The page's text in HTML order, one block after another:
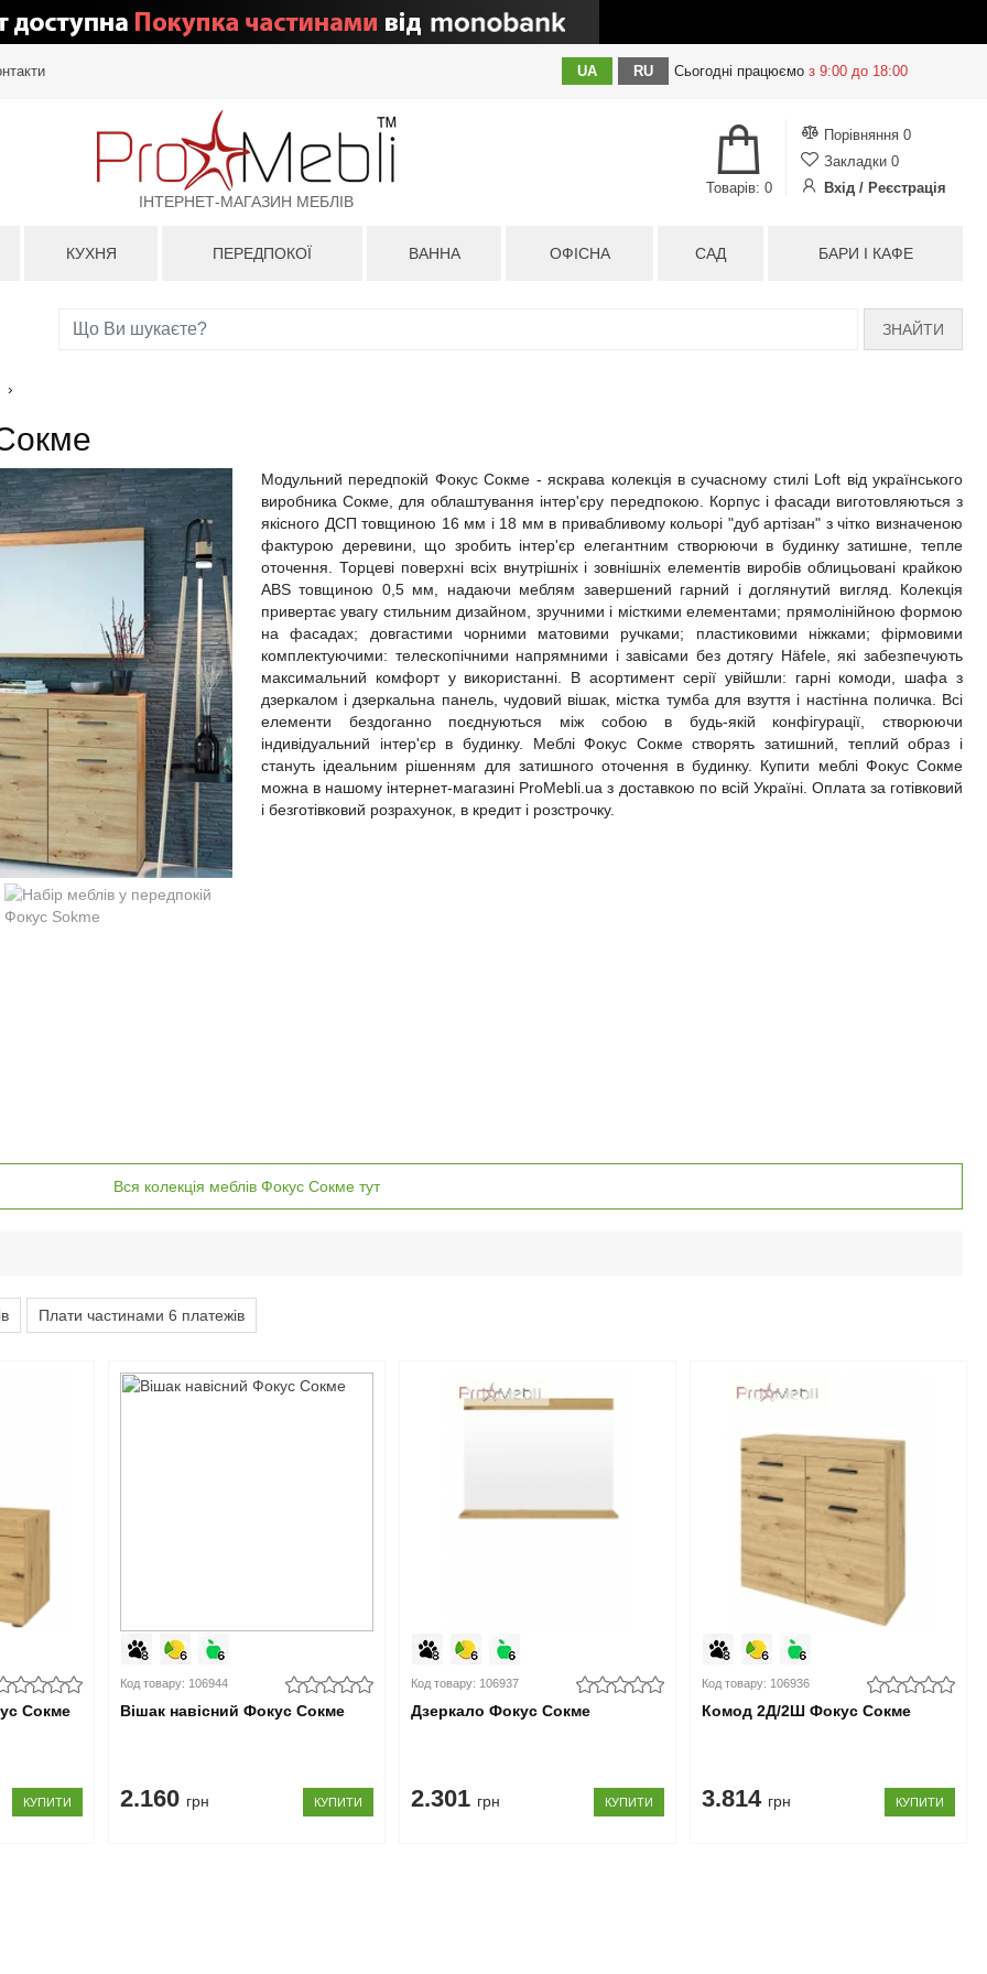
UA RU Сьогодні працюємо з 9:00 до 18:00
ІНТЕРНЕТ-МАГАЗИН МЕБЛІВ
Порівняння 0
Закладки 0
Вхід / Реєстрація
Товарів: 0
КУХНЯ ПЕРЕДПОКОЇ ВАННА ОФІСНА САД БАРИ І КАФЕ
ЗНАЙТИ
›
Модульний передпокій Фокус Сокме - яскрава колекція в сучасному стилі Loft від українського
виробника Сокме, для облаштування інтер'єру передпокою. Корпус і фасади виготовляються з
якісного ДСП товщиною 16 мм і 18 мм в привабливому кольорі "дуб артізан" з чітко визначеною
фактурою деревини, що зробить інтер'єр елегантним створюючи в будинку затишне, тепле
оточення. Торцеві поверхні всіх внутрішніх і зовнішніх елементів виробів облицьовані крайкою
ABS товщиною 0,5 мм, надаючи меблям завершений гарний і доглянутий вигляд. Колекція
привертає увагу стильним дизайном, зручними і місткими елементами; прямолінійною формою
на фасадах; довгастими чорними матовими ручками; пластиковими ніжками; фірмовими
комплектуючими: телескопічними напрямними і завісами без дотягу Häfele, які забезпечують
максимальний комфорт у використанні. В асортимент серії увійшли: гарні комоди, шафа з
дзеркалом і дзеркальна панель, чудовий вішак, містка тумба для взуття і настінна поличка. Всі
елементи бездоганно поєднуються між собою в будь-якій конфігурації, створюючи
індивідуальний інтер'єр в будинку. Меблі Фокус Сокме створять затишний, теплий образ і
стануть ідеальним рішенням для затишного оточення в будинку. Купити меблі Фокус Сокме
можна в нашому інтернет-магазині ProMebli.ua з доставкою по всій Україні. Оплата за готівковий
і безготівковий розрахунок, в кредит і розстрочку.
Вся колекція меблів Фокус Сокме тут
Плати частинами 6 платежів
Сокме
КУПИТИ
Код товару: 106944
Вішак навісний Фокус Сокме
2.160 грн КУПИТИ
Код товару: 106937
Дзеркало Фокус Сокме
2.301 грн КУПИТИ
Код товару: 106936
Комод 2Д/2Ш Фокус Сокме
3.814 грн КУПИТИ